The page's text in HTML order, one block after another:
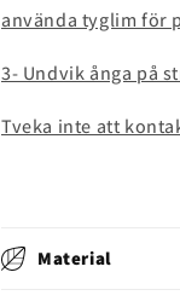
använda tyglim för
3- Undvik ånga på
Tveka inte att
Material